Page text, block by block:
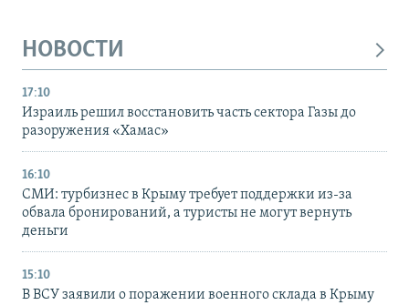
НОВОСТИ
17:10
Израиль решил восстановить часть сектора Газы до
разоружения «Хамас»
16:10
СМИ: турбизнес в Крыму требует поддержки из-за
обвала бронирований, а туристы не могут вернуть
деньги
15:10
В ВСУ заявили о поражении военного склада в Крыму